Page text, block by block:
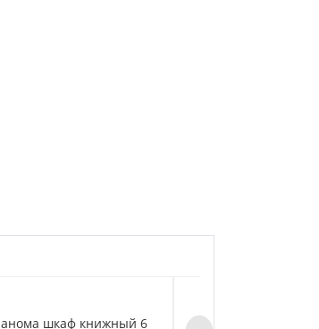
шкаф книжный 6
BILLY БИЛЛИ дуб